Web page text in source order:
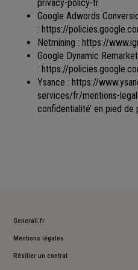
privacy-policy-fr
Google Adwords
: https://
Netmining : https://
Google Dynamic
: https://
Ysance : https://
services/fr/mentions-
confidentialité’ en pied de
Generali.fr
Mentions légales
Résilier un contrat